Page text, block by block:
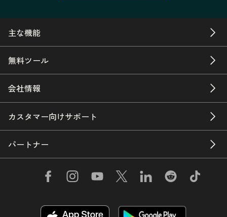
主な機能
無料ツール
会社情報
カスタマー向けサポート
パートナー